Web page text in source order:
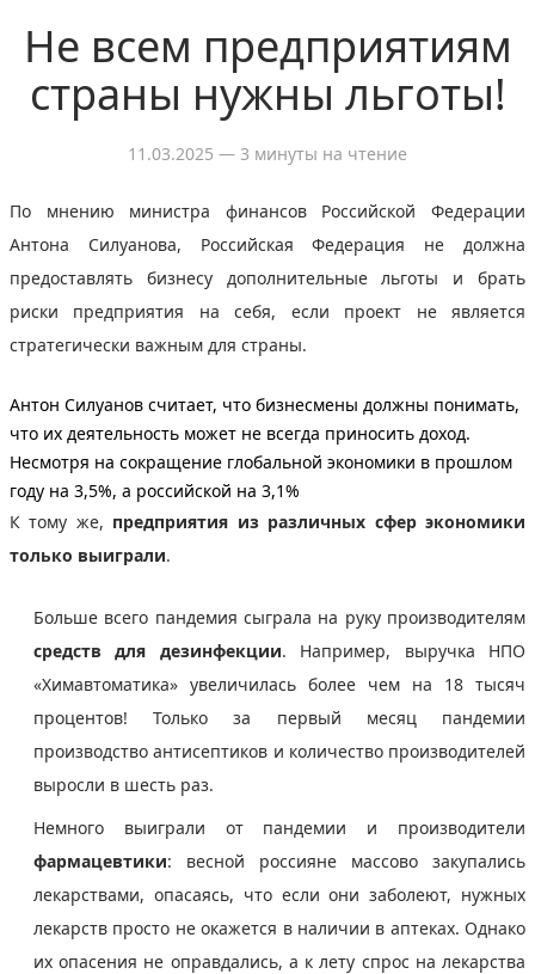
Не всем предприятиям
страны нужны льготы!
11.03.2025 — 3 минуты на чтение
По мнению министра финансов Российской Федерации
Антона Силуанова, Российская Федерация не должна
предоставлять бизнесу дополнительные льготы и брать
риски предприятия на себя, если проект не является
стратегически важным для страны.
Антон Силуанов считает, что бизнесмены должны понимать,
что их деятельность может не всегда приносить доход.
Несмотря на сокращение глобальной экономики в прошлом
году на 3,5%, а российской на 3,1%
К тому же, предприятия из различных сфер экономики
только выиграли.
Больше всего пандемия сыграла на руку производителям
средств для дезинфекции. Например, выручка НПО
«Химавтоматика» увеличилась более чем на 18 тысяч
процентов! Только за первый месяц пандемии
производство антисептиков и количество производителей
выросли в шесть раз.
Немного выиграли от пандемии и производители
фармацевтики: весной россияне массово закупались
лекарствами, опасаясь, что если они заболеют, нужных
лекарств просто не окажется в наличии в аптеках. Однако
их опасения не оправдались, а к лету спрос на лекарства